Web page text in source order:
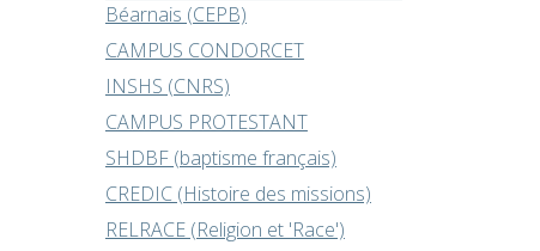
Béarnais (CEPB)
CAMPUS CONDORCET
INSHS (CNRS)
CAMPUS PROTESTANT
SHDBF (baptisme français)
CREDIC (Histoire des missions)
RELRACE (Religion et 'Race')